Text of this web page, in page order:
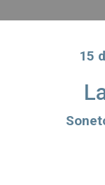
15